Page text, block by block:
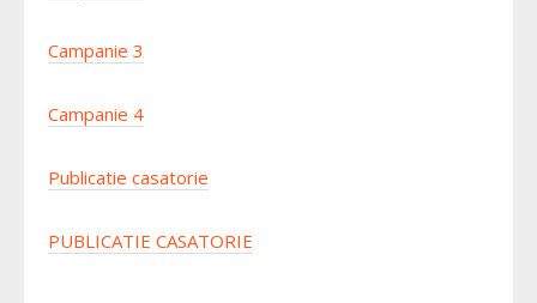
Campanie 3
Campanie 4
Publicatie casatorie
PUBLICATIE CASATORIE